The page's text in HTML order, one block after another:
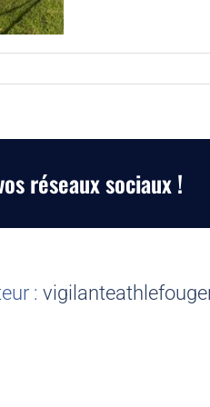
réseaux sociaux !
: